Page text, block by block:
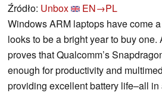
Źródło: Unbox
EN→PL
Windows ARM laptops have come
looks to be a bright year to buy one.
proves that Qualcomm’s
enough for productivity and
providing excellent battery life–all in